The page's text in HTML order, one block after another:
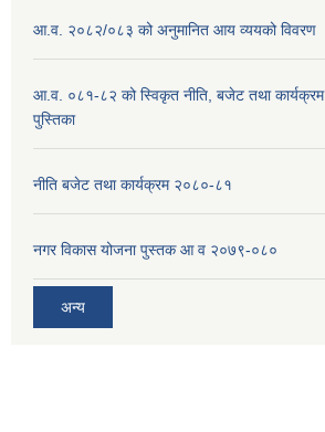
आ.व. २०८२/०८३ को अनुमानित आय व्ययको विवरण
आ.व. ०८१-८२ को स्विकृत नीति, बजेट तथा कार्यक्रम
पुस्तिका
नीति बजेट तथा कार्यक्रम २०८०-८१
नगर विकास योजना पुस्तक आ व २०७९-०८०
अन्य